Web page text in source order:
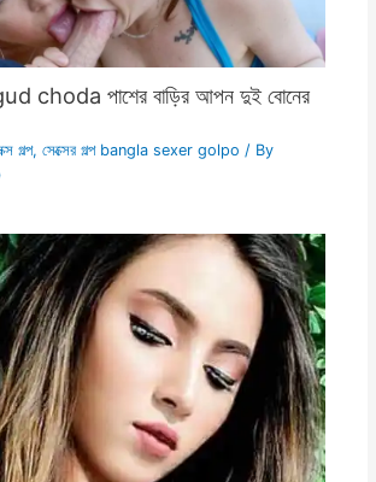
choda পাশের বাড়ির আপন দুই বোনের
গল্প, সেক্সের গল্প bangla sexer golpo / By